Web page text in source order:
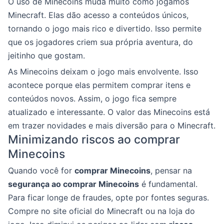
Minecraft. Elas dão acesso a conteúdos únicos,
tornando o jogo mais rico e divertido. Isso permite
que os jogadores criem sua própria aventura, do
jeitinho que gostam.
As Minecoins deixam o jogo mais envolvente. Isso
acontece porque elas permitem comprar itens e
conteúdos novos. Assim, o jogo fica sempre
atualizado e interessante. O valor das Minecoins está
em trazer novidades e mais diversão para o Minecraft.
Minimizando riscos ao comprar
Minecoins
Quando você for comprar Minecoins, pensar na
segurança ao comprar Minecoins é fundamental.
Para ficar longe de fraudes, opte por fontes seguras.
Compre no site oficial do Minecraft ou na loja do